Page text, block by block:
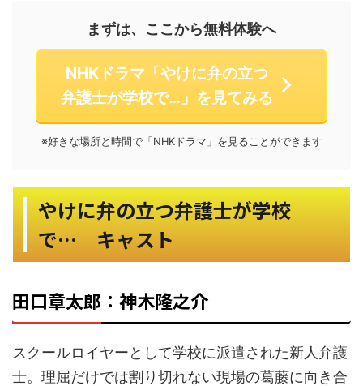
まずは、ここから無料体験へ
NHKドラマ「やけに弁の立つ
弁護士が学校で…」を見てみる
※好きな場所と時間で「NHKドラマ」を見ることができます
やけに弁の立つ弁護士が学校
で… キャスト
田口章太郎：神木隆之介
スクールロイヤーとして学校に派遣された新人弁護
士。理屈だけでは割り切れない現場の葛藤に向き合